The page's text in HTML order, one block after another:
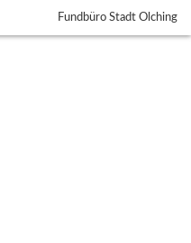
Fundbüro Stadt Olching